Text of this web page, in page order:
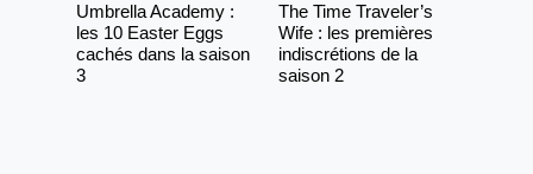
Umbrella Academy :
les 10 Easter Eggs
cachés dans la saison
3
The Time Traveler’s
Wife : les premières
indiscrétions de la
saison 2